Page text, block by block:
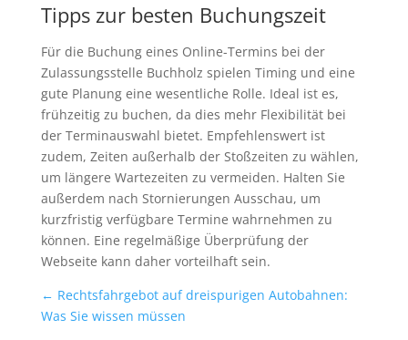
Tipps zur besten Buchungszeit
Für die Buchung eines Online-Termins bei der
Zulassungsstelle Buchholz spielen Timing und eine
gute Planung eine wesentliche Rolle. Ideal ist es,
frühzeitig zu buchen, da dies mehr Flexibilität bei
der Terminauswahl bietet. Empfehlenswert ist
zudem, Zeiten außerhalb der Stoßzeiten zu wählen,
um längere Wartezeiten zu vermeiden. Halten Sie
außerdem nach Stornierungen Ausschau, um
kurzfristig verfügbare Termine wahrnehmen zu
können. Eine regelmäßige Überprüfung der
Webseite kann daher vorteilhaft sein.
← Rechtsfahrgebot auf dreispurigen Autobahnen:
Was Sie wissen müssen